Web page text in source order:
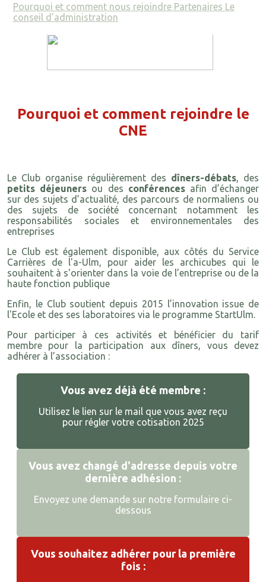
Pourquoi et comment nous rejoindre Partenaires Le
conseil d'administration
Pourquoi et comment rejoindre le
CNE
Le Club organise régulièrement des dîners-débats, des
petits déjeuners ou des conférences afin d’échanger
sur des sujets d’actualité, des parcours de normaliens ou
des sujets de société concernant notamment les
responsabilités sociales et environnementales des
entreprises
Le Club est également disponible, aux côtés du Service
Carrières de l'a-Ulm, pour aider les archicubes qui le
souhaitent à s'orienter dans la voie de l’entreprise ou de la
haute fonction publique
Enfin, le Club soutient depuis 2015 l’innovation issue de
l'Ecole et des ses laboratoires via le programme StartUlm.
Pour participer à ces activités et bénéficier du tarif
membre pour la participation aux dîners, vous devez
adhérer à l’association :
Vous avez déjà été membre :
Utilisez le lien sur le mail que vous avez reçu
pour régler votre cotisation 2025
Vous avez changé d'adresse depuis votre
dernière adhésion :
Envoyez une demande sur notre formulaire ci-
dessous
Vous souhaitez adhérer pour la première
fois :